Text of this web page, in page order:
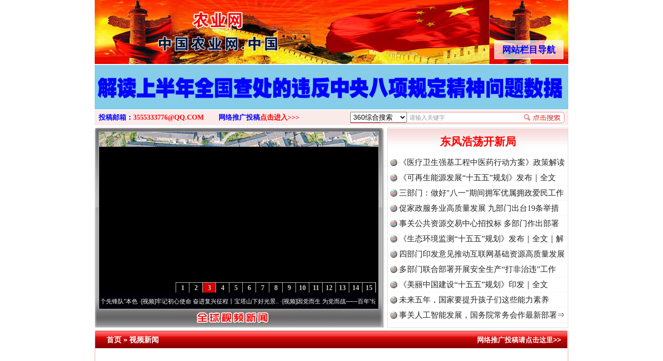
>
网站栏目导航
投稿邮箱： 3555333776@QQ.COM 网络推广投稿点击进入>>>
15
14
13
12
11
10
9
8
7
6
5
4
3
2
1
永葆“两个先锋队”本色·[视频]牢记初心使命 奋进复兴征程丨宝塔山下好光景..·[视频]因党而生 为党而战——百年“纪”事⑧加强纪律.. ·[视频]牢记初心使命 奋进复兴征程丨“转折之城”激荡..·[视频]牢记初心使命 奋进复兴征程丨红船起航处 潮
东风浩荡开新局
《医疗卫生强基工程中医药行动方案》政策解读
《可再生能源发展“十五五”规划》发布｜全文
三部门：做好"八一"期间拥军优属拥政爱民工作
促家政服务业高质量发展 九部门出台19条举措
事关公共资源交易中心招投标 多部门作出部署
《生态环境监测“十五五”规划》发布｜全文｜解
读
四部门印发意见推动互联网基础资源高质量发展
多部门联合部署开展安全生产“打非治违”工作
《美丽中国建设“十五五”规划》印发｜全文
未来五年，国家要提升孩子们这些能力素养
事关人工智能发展，国务院常务会作最新部署⇒
首页»视频新闻 网络推广投稿请点击这里>>